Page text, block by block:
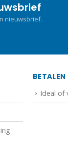
nieuwsbrief.
BETALEN
Ideal of